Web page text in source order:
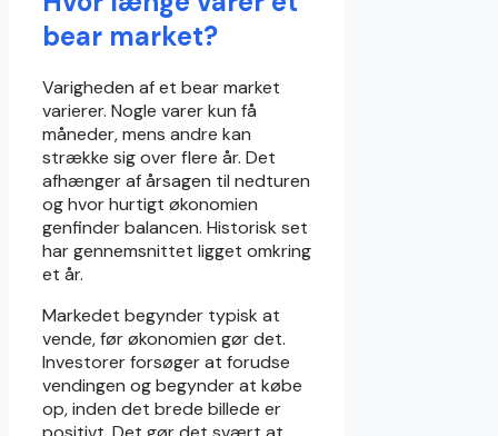
bear market?
Varigheden af et bear market
varierer. Nogle varer kun få
måneder, mens andre kan
strække sig over flere år. Det
afhænger af årsagen til nedturen
og hvor hurtigt økonomien
genfinder balancen. Historisk set
har gennemsnittet ligget omkring
et år.
Markedet begynder typisk at
vende, før økonomien gør det.
Investorer forsøger at forudse
vendingen og begynder at købe
op, inden det brede billede er